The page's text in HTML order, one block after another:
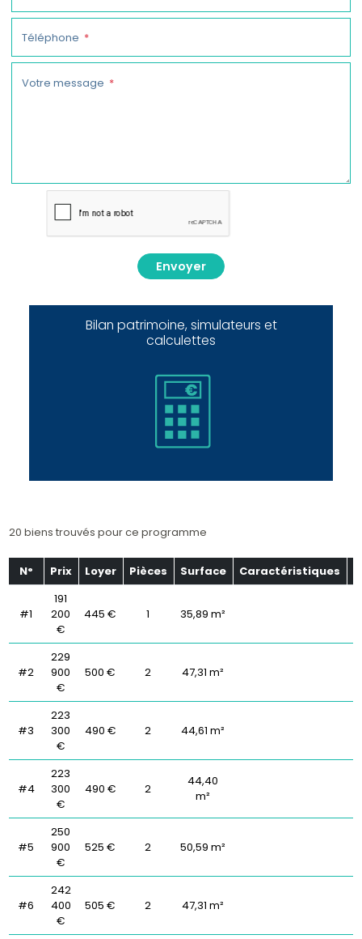
Téléphone
Votre message
Envoyer
Bilan patrimoine, simulateurs et
calculettes
20 biens trouvés pour ce programme
N° Prix Loyer Pièces Surface Caractéristiques
#1
191
200
€
445 € 1 35,89 m²
#2
229
900
€
500 € 2 47,31 m²
#3
223
300
€
490 € 2 44,61 m²
#4
223
300
€
490 € 2
44,40
m²
#5
250
900
€
525 € 2 50,59 m²
#6
242
400
€
505 € 2 47,31 m²